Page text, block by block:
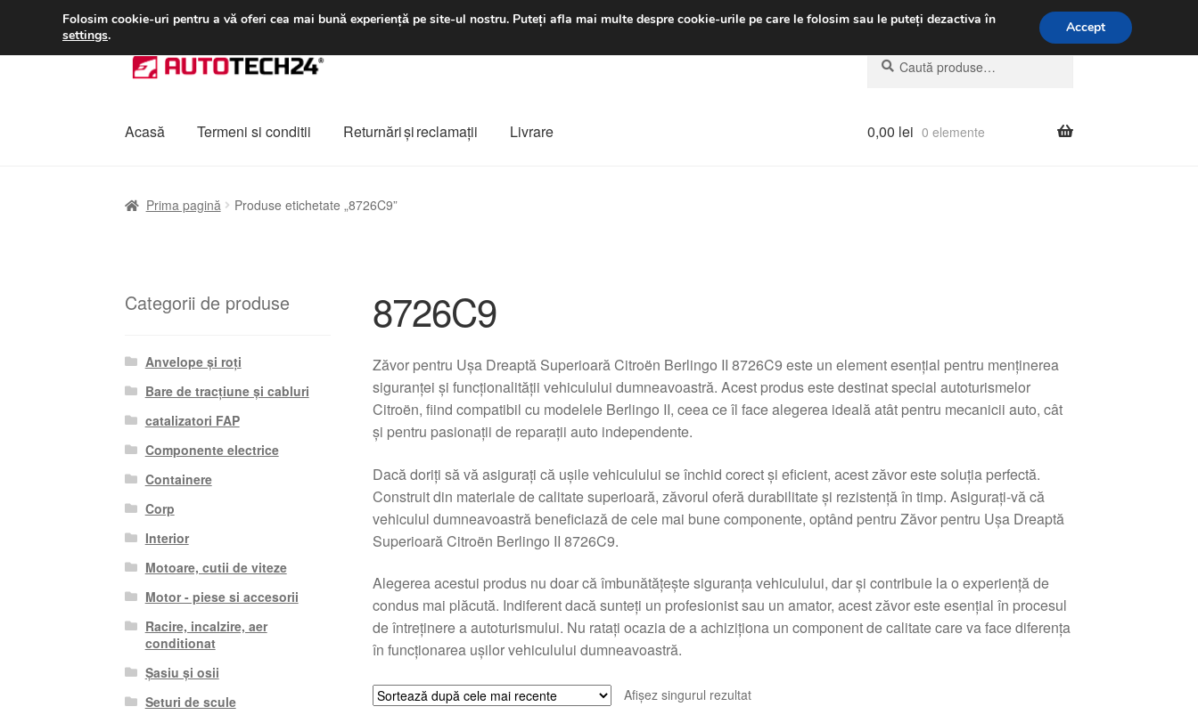
LIVRARE de la 33 lei luni-vineri 9 a.m. - 4 p.m.031 229 6816
Sari
la
Sari
la
Caută
după:
Caută
Acasă Termeni si conditii Returnări şi reclamații Livrare 0,00 lei 0 elemente
Prima pagină Produse etichetate „8726C9”
8726C9
Zăvor pentru Ușa Dreaptă Superioară Citroën Berlingo II 8726C9 este un element esențial pentru menținerea
siguranței și funcționalității vehiculului dumneavoastră. Acest produs este destinat special autoturismelor
Citroën, fiind compatibil cu modelele Berlingo II, ceea ce îl face alegerea ideală atât pentru mecanicii auto, cât
și pentru pasionații de reparații auto independente.
Dacă doriți să vă asigurați că ușile vehiculului se închid corect și eficient, acest zăvor este soluția perfectă.
Construit din materiale de calitate superioară, zăvorul oferă durabilitate și rezistență în timp. Asigurați-vă că
vehiculul dumneavoastră beneficiază de cele mai bune componente, optând pentru Zăvor pentru Ușa Dreaptă
Superioară Citroën Berlingo II 8726C9.
Alegerea acestui produs nu doar că îmbunătățește siguranța vehiculului, dar și contribuie la o experiență de
condus mai plăcută. Indiferent dacă sunteți un profesionist sau un amator, acest zăvor este esențial în procesul
de întreținere a autoturismului. Nu ratați ocazia de a achiziționa un component de calitate care va face diferența
în funcționarea ușilor vehiculului dumneavoastră.
Afișez singurul rezultat
Categorii de produse
Anvelope și roți
Bare de tracțiune și cabluri
catalizatori FAP
Componente electrice
Containere
Corp
Interior
Motoare, cutii de viteze
Motor - piese si accesorii
Racire, incalzire, aer
conditionat
Șasiu și osii
Seturi de scule
Folosim cookie-uri pentru a vă oferi cea mai bună experiență pe site-ul nostru. Puteți afla mai multe despre cookie-urile pe care le folosim sau le puteți dezactiva în
settings. Accept